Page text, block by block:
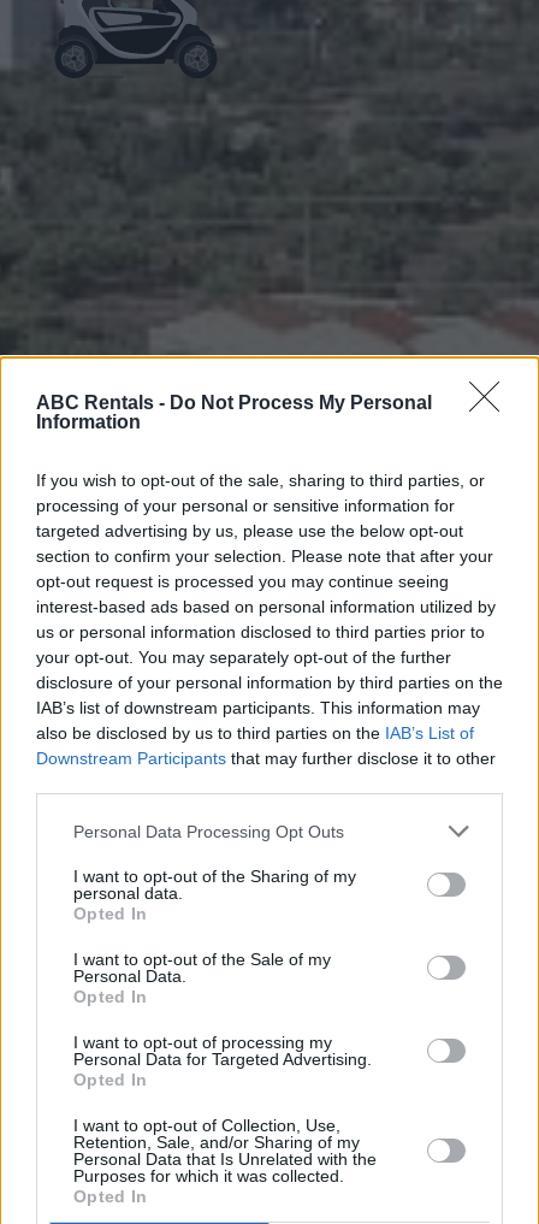
ABC Rentals - Do Not Process My Personal
Information
If you wish to opt-out of the sale, sharing to third parties, or
processing of your personal or sensitive information for
targeted advertising by us, please use the below opt-out
section to confirm your selection. Please note that after your
opt-out request is processed you may continue seeing
interest-based ads based on personal information utilized by
us or personal information disclosed to third parties prior to
your opt-out. You may separately opt-out of the further
disclosure of your personal information by third parties on the
IAB’s list of downstream participants. This information may
also be disclosed by us to third parties on the IAB’s List of
Downstream Participants that may further disclose it to other
Personal Data Processing Opt Outs
I want to opt-out of the Sharing of my
personal data.
Opted In
I want to opt-out of the Sale of my
Personal Data.
Opted In
I want to opt-out of processing my
Personal Data for Targeted Advertising.
Opted In
I want to opt-out of Collection, Use,
Retention, Sale, and/or Sharing of my
Personal Data that Is Unrelated with the
Purposes for which it was collected.
Opted In